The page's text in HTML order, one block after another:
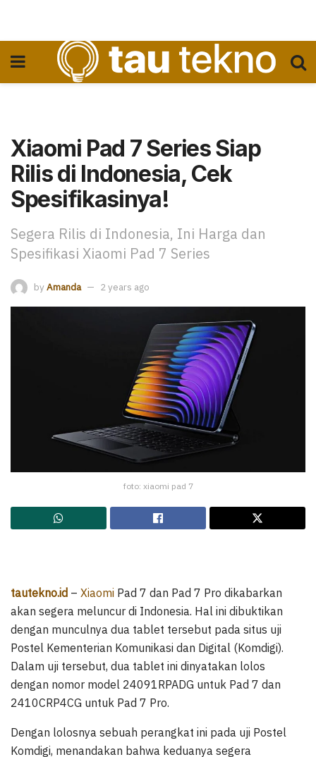
Xiaomi Pad 7 Series Siap
Rilis di Indonesia, Cek
Spesifikasinya!
Segera Rilis di Indonesia, Ini Harga dan
Spesifikasi Xiaomi Pad 7 Series
by Amanda 2 years ago
foto: xiaomi pad 7
tautekno.id – Xiaomi Pad 7 dan Pad 7 Pro dikabarkan
akan segera meluncur di Indonesia. Hal ini dibuktikan
dengan munculnya dua tablet tersebut pada situs uji
Postel Kementerian Komunikasi dan Digital (Komdigi).
Dalam uji tersebut, dua tablet ini dinyatakan lolos
dengan nomor model 24091RPADG untuk Pad 7 dan
2410CRP4CG untuk Pad 7 Pro.
Dengan lolosnya sebuah perangkat ini pada uji Postel
Komdigi, menandakan bahwa keduanya segera